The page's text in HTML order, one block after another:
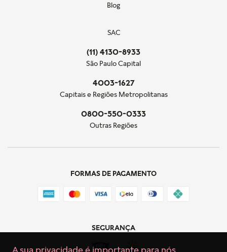
A sua privacidade é importante para nós
Blog
SAC
(11) 4130-8933
São Paulo Capital
4003-1627
Capitais e Regiões Metropolitanas
0800-550-0333
Outras Regiões
FORMAS DE PAGAMENTO
SEGURANÇA